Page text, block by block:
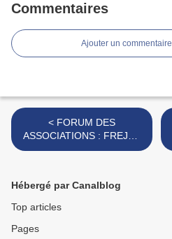
Commentaires
Ajouter un commentaire
< FORUM DES
ASSOCIATIONS : FREJUS
LE 7 SEPTEMBRE 2025 -
Hébergé par Canalblog
Top articles
Pages